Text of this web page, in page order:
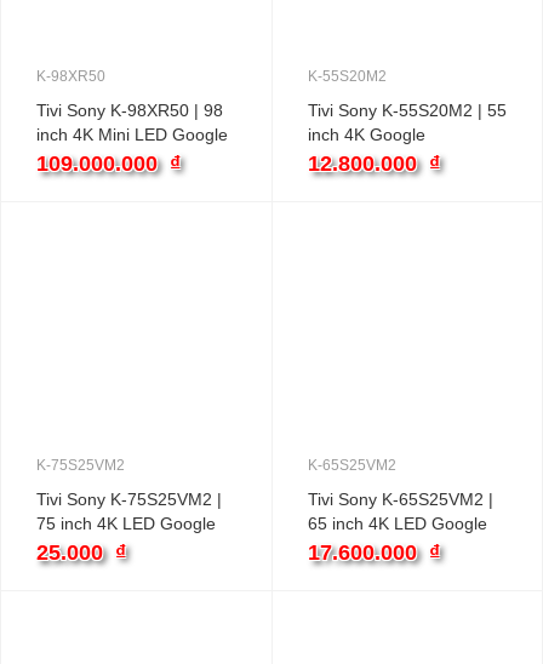
K-98XR50
Tivi Sony K-98XR50 | 98
inch 4K Mini LED Google
109.000.000 ₫
K-55S20M2
Tivi Sony K-55S20M2 | 55
inch 4K Google
12.800.000 ₫
K-75S25VM2
Tivi Sony K-75S25VM2 |
75 inch 4K LED Google
25.000 ₫
K-65S25VM2
Tivi Sony K-65S25VM2 |
65 inch 4K LED Google
17.600.000 ₫